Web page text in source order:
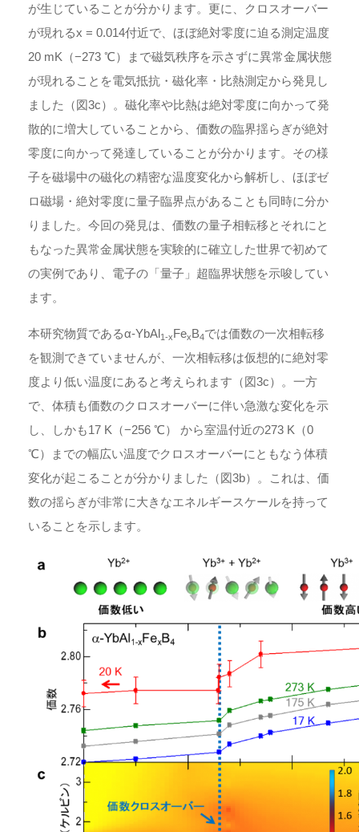
が生じていることが分かります。更に、クロスオーバー
が現れるx = 0.014付近で、ほぼ絶対零度に迫る測定温度
20 mK（−273 ℃）まで磁気秩序を示さずに異常金属状態
が現れることを電気抵抗・磁化率・比熱測定から発見し
ました（図3c）。磁化率や比熱は絶対零度に向かって発
散的に増大していることから、価数の臨界揺らぎが絶対
零度に向かって発達していることが分かります。その様
子を磁場中の磁化の精密な温度変化から解析し、ほぼゼ
ロ磁場・絶対零度に量子臨界点があることも同時に分か
りました。今回の発見は、価数の量子相転移とそれにと
もなった異常金属状態を実験的に確立した世界で初めて
の実例であり、電子の「量子」超臨界状態を示唆してい
ます。
本研究物質であるα-YbAl1-xFexB4では価数の一次相転移
を観測できていませんが、一次相転移は仮想的に絶対零
度より低い温度にあると考えられます（図3c）。一方
で、体積も価数のクロスオーバーに伴い急激な変化を示
し、しかも17 K（−256 ℃） から室温付近の273 K（0
℃）までの幅広い温度でクロスオーバーにともなう体積
変化が起こることが分かりました（図3b）。これは、価
数の揺らぎが非常に大きなエネルギースケールを持って
いることを示します。